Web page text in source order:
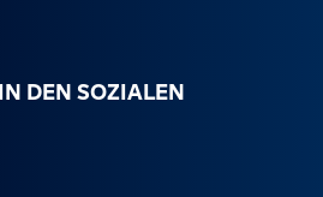
DEN SOZIALEN
besuchen.
besuchen.
Kununu besuchen.
auf Instagram besuchen.